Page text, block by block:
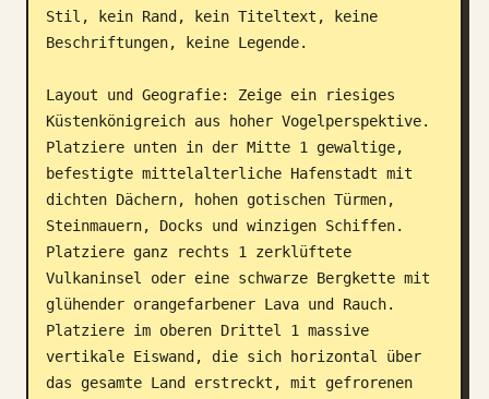
Stil, kein Rand, kein Titeltext, keine
Beschriftungen, keine Legende.
Layout und Geografie: Zeige ein riesiges
Küstenkönigreich aus hoher Vogelperspektive.
Platziere unten in der Mitte 1 gewaltige,
befestigte mittelalterliche Hafenstadt mit
dichten Dächern, hohen gotischen Türmen,
Steinmauern, Docks und winzigen Schiffen.
Platziere ganz rechts 1 zerklüftete
Vulkaninsel oder eine schwarze Bergkette mit
glühender orangefarbener Lava und Rauch.
Platziere im oberen Drittel 1 massive
vertikale Eiswand, die sich horizontal über
das gesamte Land erstreckt, mit gefrorenen